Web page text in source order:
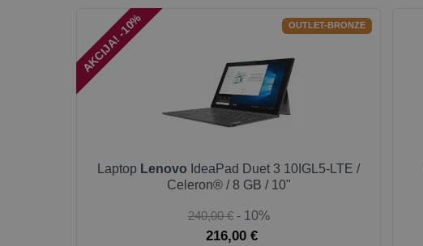
AKCIJA! -10% OUTLET-BRONZE
Laptop Lenovo IdeaPad Duet 3 10IGL5-LTE /
Celeron® / 8 GB / 10"
240,00 € - 10%
216,00 €